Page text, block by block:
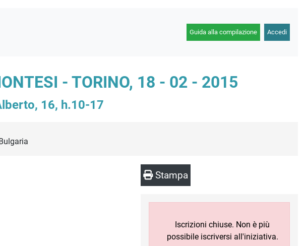
Guida alla compilazione Accedi
- TORINO, 18 - 02 - 2015
16, h.10-17
Stampa
Iscrizioni chiuse. Non è più
possibile iscriversi all'iniziativa.